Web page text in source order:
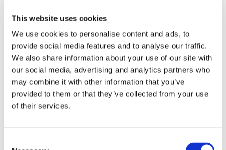
This website uses cookies
We use cookies to personalise content and ads, to
provide social media features and to analyse our traffic.
We also share information about your use of our site with
our social media, advertising and analytics partners who
may combine it with other information that you’ve
provided to them or that they’ve collected from your use
of their services.
SPECIFIKATION
BESKRIVNING